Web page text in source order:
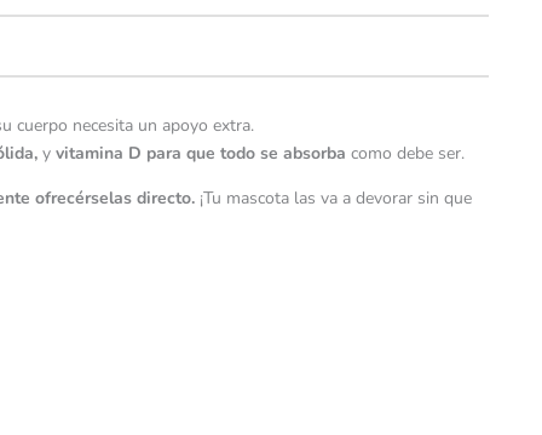
cuerpo necesita un apoyo extra.
y vitamina D para que todo se absorba como debe ser.
ofrecérselas directo. ¡Tu mascota las va a devorar sin que